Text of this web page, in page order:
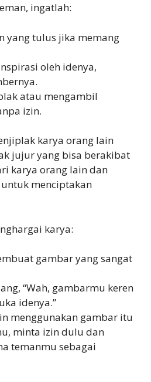
ingatlah:
yang tulus jika memang
oleh idenya,
atau mengambil
izin.
karya orang lain
jujur yang bisa berakibat
karya orang lain dan
menciptakan
karya:
gambar yang sangat
“Wah, gambarmu keren
idenya.”
menggunakan gambar itu
minta izin dulu dan
temanmu sebagai